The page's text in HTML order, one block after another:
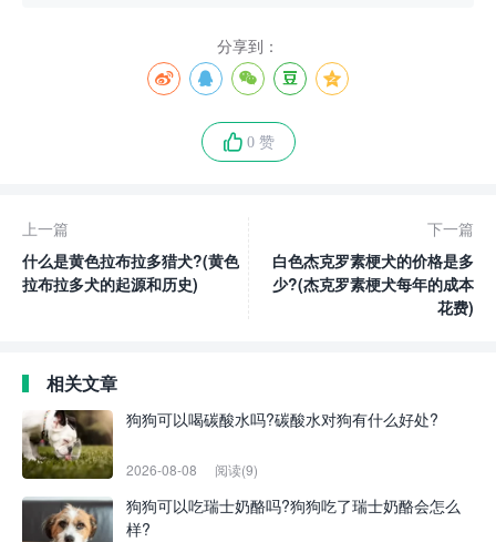
分享到：
0 赞
上一篇
什么是黄色拉布拉多猎犬?(黄色
拉布拉多犬的起源和历史)
下一篇
白色杰克罗素梗犬的价格是多
少?(杰克罗素梗犬每年的成本
花费)
相关文章
狗狗可以喝碳酸水吗?碳酸水对狗有什么好处?
2026-08-08 阅读(9)
狗狗可以吃瑞士奶酪吗?狗狗吃了瑞士奶酪会怎么
样?